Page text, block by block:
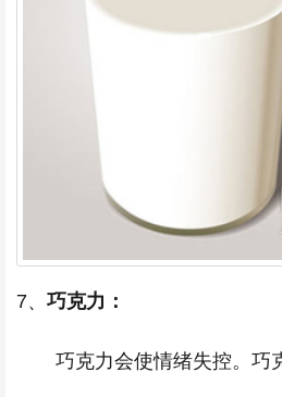
7、 巧克力：
巧克力会使情绪失控。巧